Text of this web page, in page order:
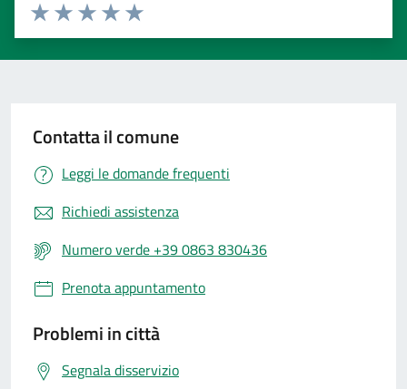
Valuta 5 stelle su 5
Valuta 4 stelle su 5
Valuta 3 stelle su 5
Valuta 2 stelle su 5
Valuta 1 stelle su 5
Contatta il comune
Leggi le domande frequenti
Richiedi assistenza
Numero verde +39 0863 830436
Prenota appuntamento
Problemi in città
Segnala disservizio